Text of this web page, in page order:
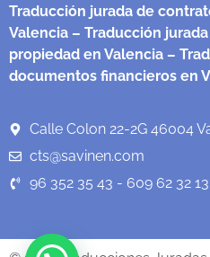
Traducción jurada de
Valencia – Traducción
propiedad en Valencia –
documentos financieros en
Calle Colon 22-2G 46004
cts@savinen.com
96 352 35 43 - 609 62 32 13